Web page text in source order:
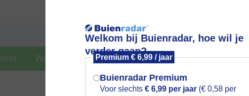
Welkom bij Buienradar, hoe wil je
verder gaan?
Premium € 6,99 / jaar
Buienradar Premium
Voor slechts € 6,99 per jaar (€ 0,58 per
Lees meer.
Wereldwijd Foto en video Weerzine